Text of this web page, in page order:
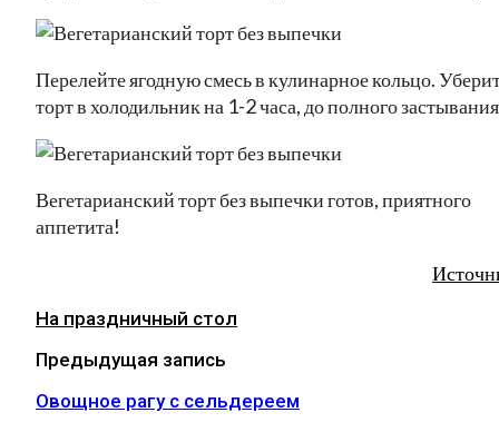
Перелейте ягодную смесь в кулинарное кольцо.
торт в холодильник на 1-2 часа, до полного
Вегетарианский торт без выпечки готов, приятного
аппетита!
На праздничный стол
Предыдущая запись
Овощное рагу с сельдереем